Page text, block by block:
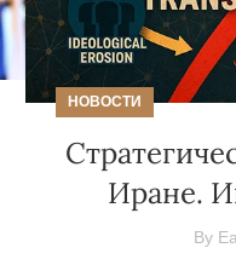
НОВОСТИ
Иране.
By